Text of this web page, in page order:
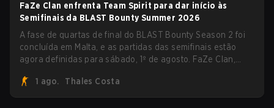
FaZe Clan enfrenta Team Spirit para dar início às
Semifinais da BLAST Bounty Summer 2026
A fase de quartas de final do BLAST Bounty Season 2 foi
concluída em Malta, e as partidas das semifinais estão
agora definidas para sábado, 1º de agosto. FaZe Clan,
ainda lutando pelo troféu, enquanto paiN Gaming se
tornou a última equipe eliminada da chave.
1 ago. Thales Costa